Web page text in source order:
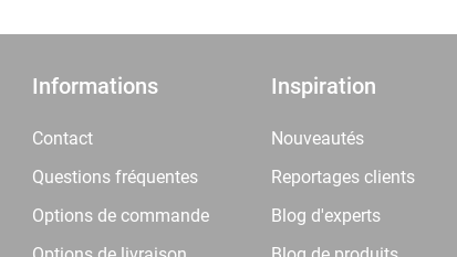
Informations
Contact
Questions fréquentes
Options de commande
Inspiration
Nouveautés
Reportages clients
Blog d'experts